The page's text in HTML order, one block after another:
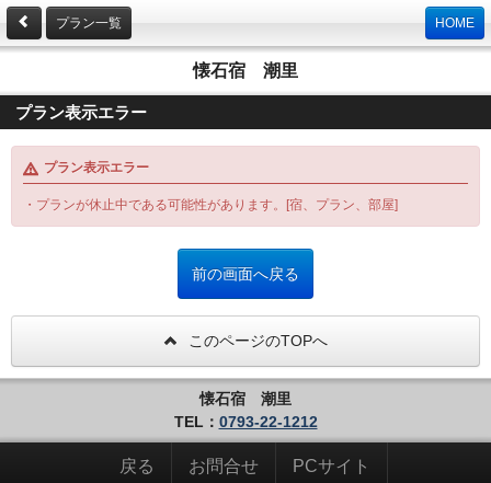
プラン一覧 HOME
懐石宿 潮里
プラン表示エラー
プラン表示エラー
・プランが休止中である可能性があります。[宿、プラン、部屋]
このページのTOPへ
懐石宿 潮里
TEL： 0793-22-1212
戻る お問合せ PCサイト